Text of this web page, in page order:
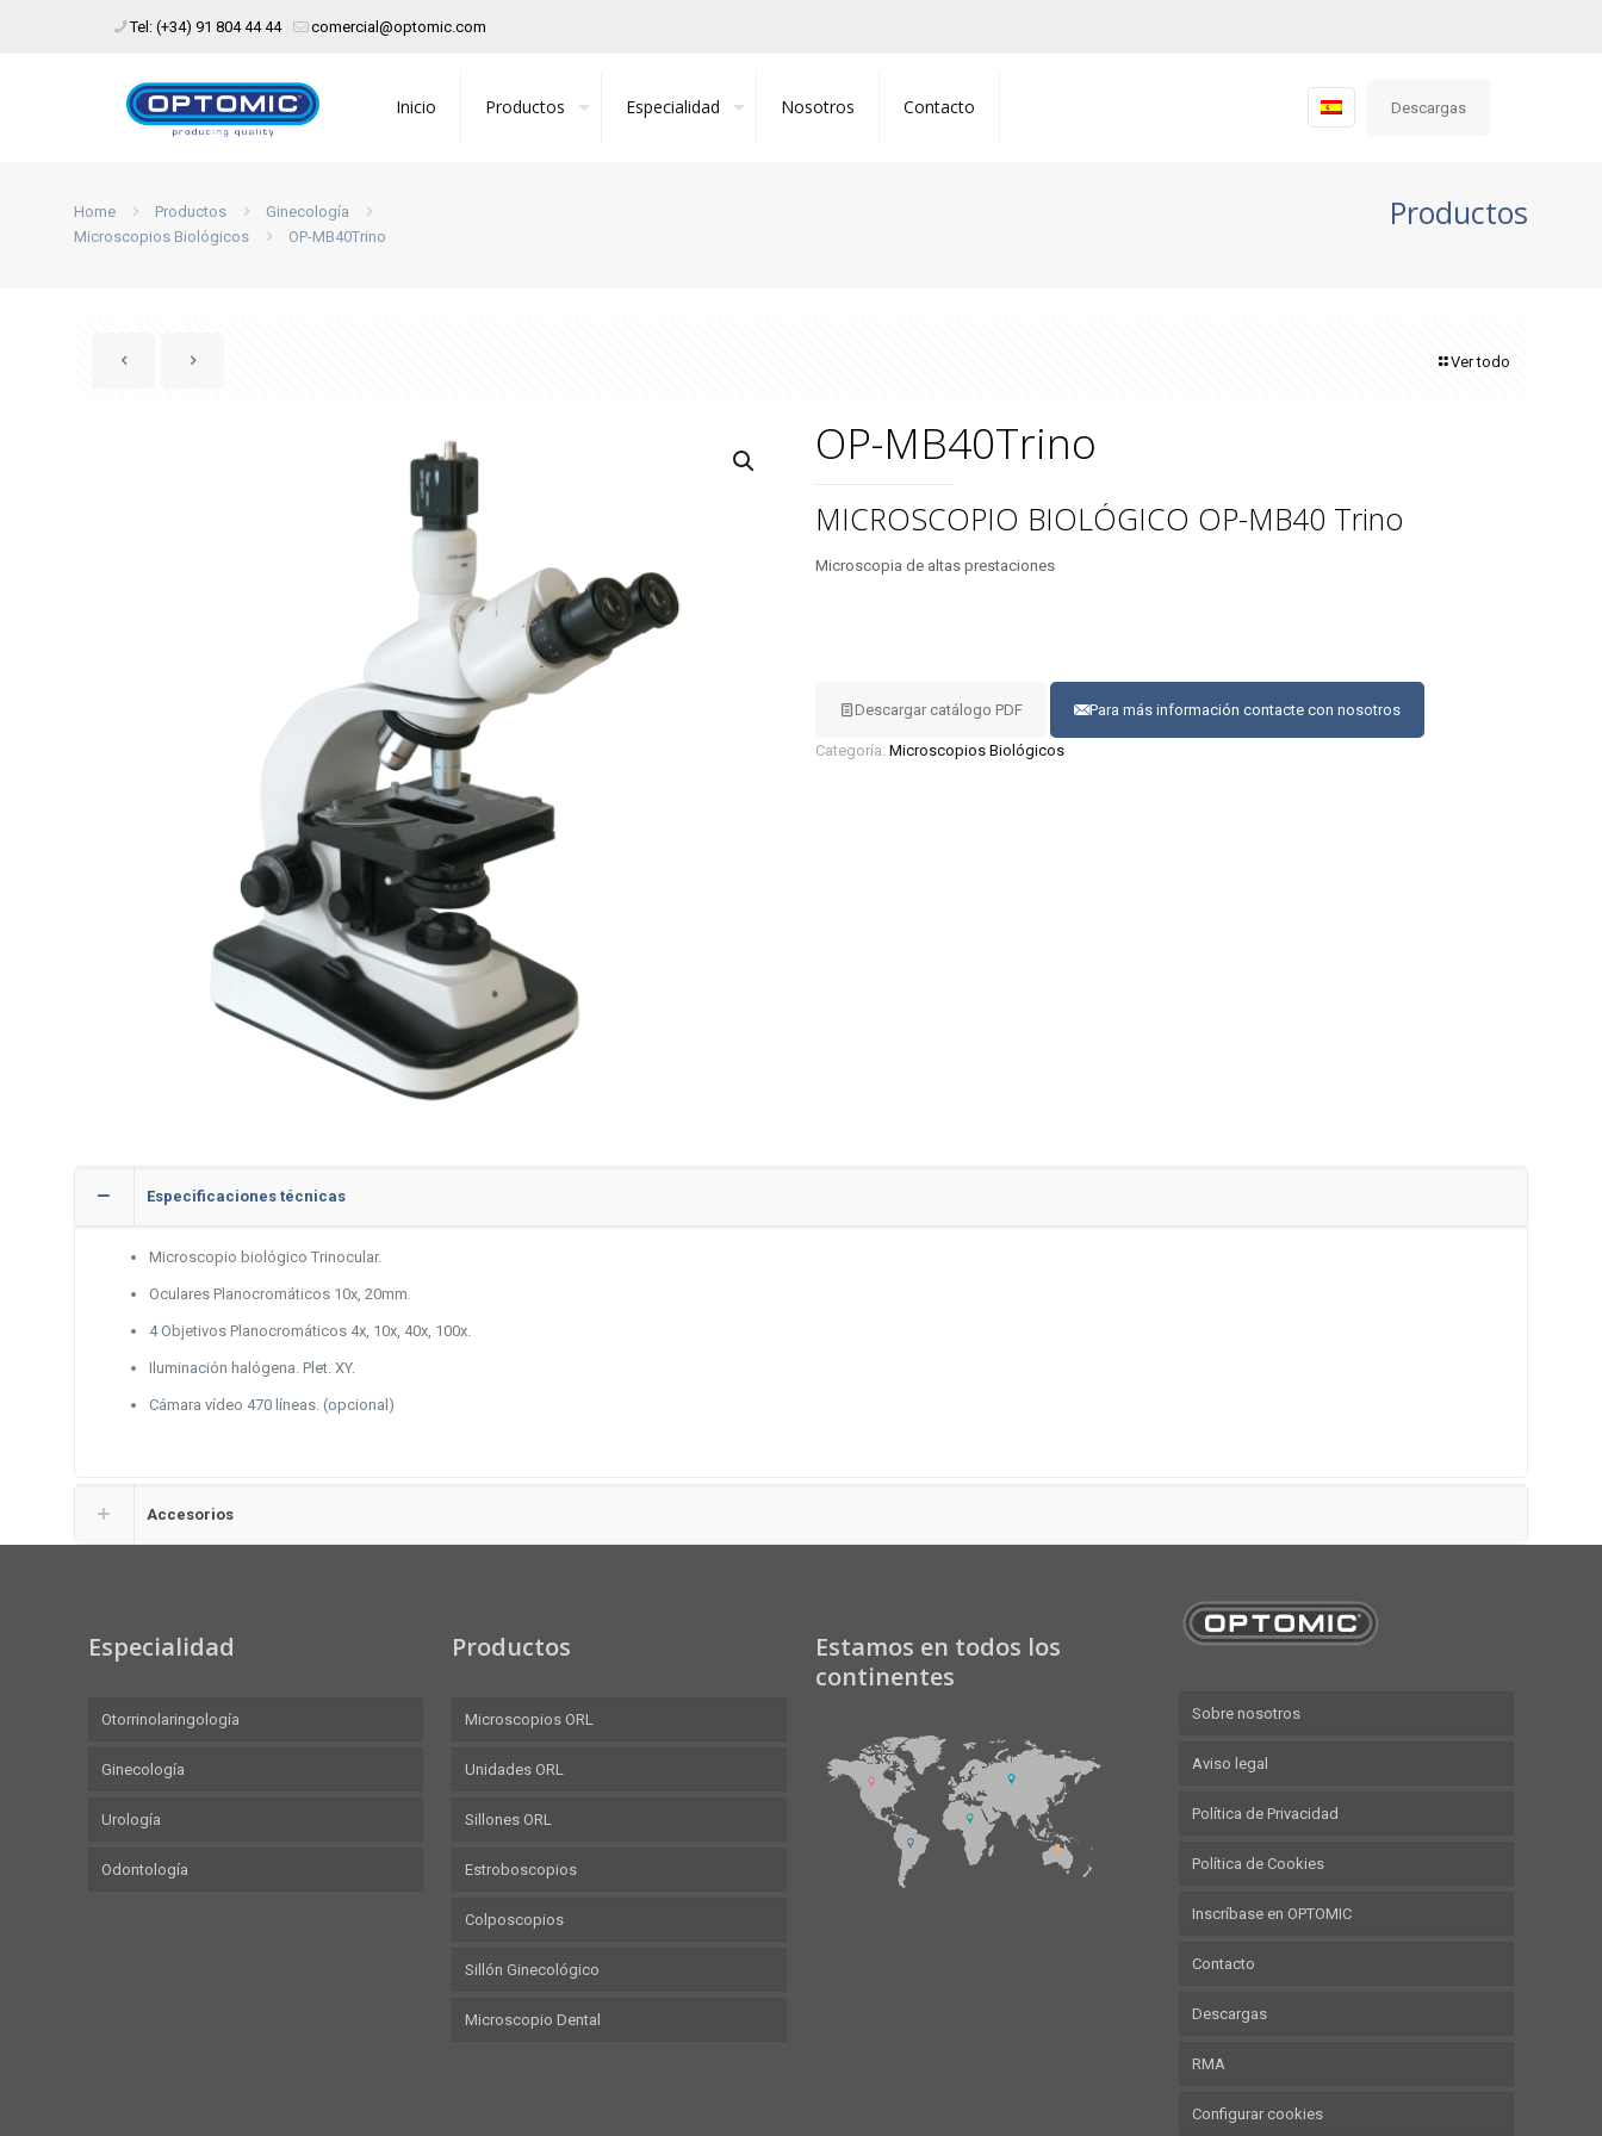
Tel: (+34) 91 804 44 44 comercial@optomic.com
Inicio Productos Especialidad Nosotros Contacto Descargas
Productos
Home Productos
Ginecología
Microscopios Biológicos
OP-MB40Trino
Ver todo
OP-MB40Trino
MICROSCOPIO BIOLÓGICO OP-MB40 Trino
Microscopia de altas prestaciones
Descargar catálogo PDF Para más información contacte con nosotros
Categoría: Microscopios Biológicos
Especificaciones técnicas
Microscopio biológico Trinocular.
Oculares Planocromáticos 10x, 20mm.
4 Objetivos Planocromáticos 4x, 10x, 40x, 100x.
Iluminación halógena. Plet. XY.
Cámara vídeo 470 líneas. (opcional)
Accesorios
Especialidad
Otorrinolaringología
Ginecología
Urología
Odontología
Productos
Microscopios ORL
Unidades ORL
Sillones ORL
Estroboscopios
Colposcopios
Sillón Ginecológico
Microscopio Dental
Estamos en todos los
continentes
Sobre nosotros
Aviso legal
Política de Privacidad
Política de Cookies
Inscríbase en OPTOMIC
Contacto
Descargas
RMA
Configurar cookies